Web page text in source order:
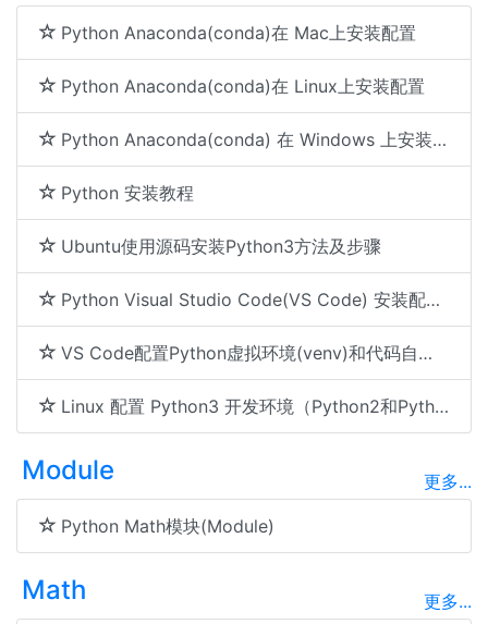
Python Anaconda(conda)在 Mac上安装配置
Python Anaconda(conda)在 Linux上安装配置
Python Anaconda(conda) 在 Windows 上安装配置
Python 安装教程
Ubuntu使用源码安装Python3方法及步骤
Python Visual Studio Code(VS Code) 安装配置及使用
VS Code配置Python虚拟环境(venv)和代码自动补全(智能提示)
Linux 配置 Python3 开发环境（Python2和Python3同时可用）
Module 更多...
Python Math模块(Module)
Math 更多...